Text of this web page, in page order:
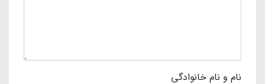
نام و نام خانوادگی